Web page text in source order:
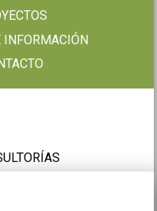
INFORMACIÓN